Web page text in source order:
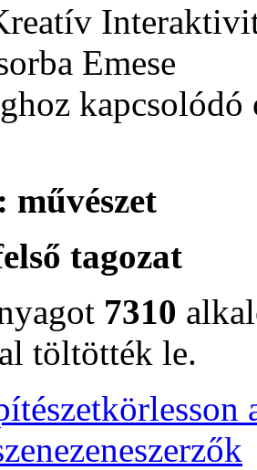
Emese
művészet
tagozat
7310
töltötték le.
kör
zenezeneszerzők